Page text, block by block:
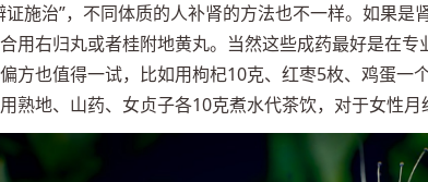
证施治”，不同体质的人补肾的方法也不一样。如果
用右归丸或者桂附地黄丸。当然这些成药最好是在
方也值得一试，比如用枸杞10克、红枣5枚、鸡蛋一
熟地、山药、女贞子各10克煮水代茶饮，对于女性月